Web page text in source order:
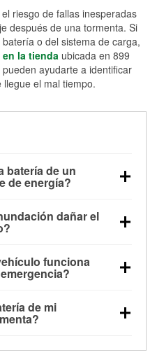
riesgo de fallas inesperadas
después de una tormenta. Si
o del sistema de carga,
en la tienda ubicada en 899
ayudarte a identificar
el mal tiempo.
batería de un
de energía?
durante un tiempo
sin conducir el vehículo
de respaldo para
dañar el
del motor y pueden
puede provocar una
funciona
porque son
y más
de mi